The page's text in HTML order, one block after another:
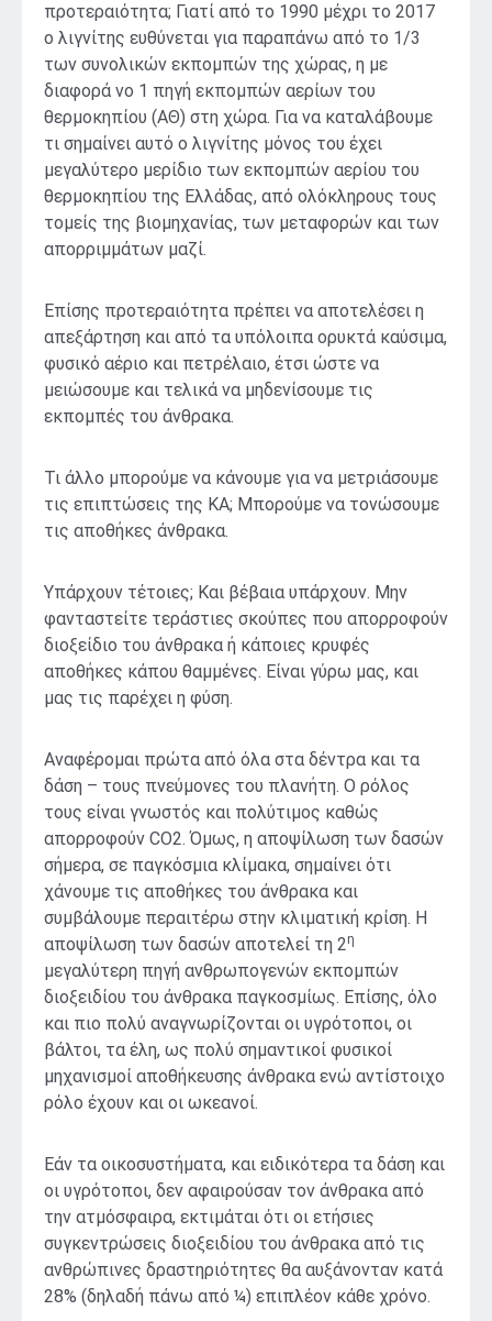
προτεραιότητα; Γιατί από το 1990 μέχρι το 2017
ο λιγνίτης ευθύνεται για παραπάνω από το 1/3
των συνολικών εκπομπών της χώρας, η με
διαφορά νο 1 πηγή εκπομπών αερίων του
θερμοκηπίου (ΑΘ) στη χώρα. Για να καταλάβουμε
τι σημαίνει αυτό ο λιγνίτης μόνος του έχει
μεγαλύτερο μερίδιο των εκπομπών αερίου του
θερμοκηπίου της Ελλάδας, από ολόκληρους τους
τομείς της βιομηχανίας, των μεταφορών και των
απορριμμάτων μαζί.
Επίσης προτεραιότητα πρέπει να αποτελέσει η
απεξάρτηση και από τα υπόλοιπα ορυκτά καύσιμα,
φυσικό αέριο και πετρέλαιο, έτσι ώστε να
μειώσουμε και τελικά να μηδενίσουμε τις
εκπομπές του άνθρακα.
Τι άλλο μπορούμε να κάνουμε για να μετριάσουμε
τις επιπτώσεις της ΚΑ; Μπορούμε να τονώσουμε
τις αποθήκες άνθρακα.
Υπάρχουν τέτοιες; Και βέβαια υπάρχουν. Μην
φανταστείτε τεράστιες σκούπες που απορροφούν
διοξείδιο του άνθρακα ή κάποιες κρυφές
αποθήκες κάπου θαμμένες. Είναι γύρω μας, και
μας τις παρέχει η φύση.
Αναφέρομαι πρώτα από όλα στα δέντρα και τα
δάση – τους πνεύμονες του πλανήτη. Ο ρόλος
τους είναι γνωστός και πολύτιμος καθώς
απορροφούν CO2. Όμως, η αποψίλωση των δασών
σήμερα, σε παγκόσμια κλίμακα, σημαίνει ότι
χάνουμε τις αποθήκες του άνθρακα και
συμβάλουμε περαιτέρω στην κλιματική κρίση. Η
αποψίλωση των δασών αποτελεί τη 2η
μεγαλύτερη πηγή ανθρωπογενών εκπομπών
διοξειδίου του άνθρακα παγκοσμίως. Επίσης, όλο
και πιο πολύ αναγνωρίζονται οι υγρότοποι, οι
βάλτοι, τα έλη, ως πολύ σημαντικοί φυσικοί
μηχανισμοί αποθήκευσης άνθρακα ενώ αντίστοιχο
ρόλο έχουν και οι ωκεανοί.
Εάν τα οικοσυστήματα, και ειδικότερα τα δάση και
οι υγρότοποι, δεν αφαιρούσαν τον άνθρακα από
την ατμόσφαιρα, εκτιμάται ότι οι ετήσιες
συγκεντρώσεις διοξειδίου του άνθρακα από τις
ανθρώπινες δραστηριότητες θα αυξάνονταν κατά
28% (δηλαδή πάνω από ¼) επιπλέον κάθε χρόνο.